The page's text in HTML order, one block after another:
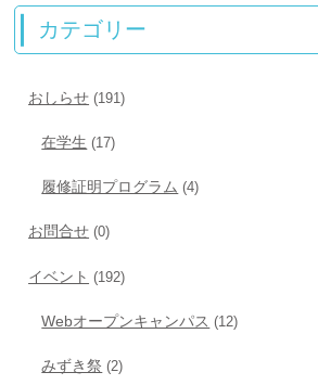
カテゴリー
おしらせ (191)
在学生 (17)
履修証明プログラム (4)
お問合せ (0)
イベント (192)
Webオープンキャンパス (12)
みずき祭 (2)